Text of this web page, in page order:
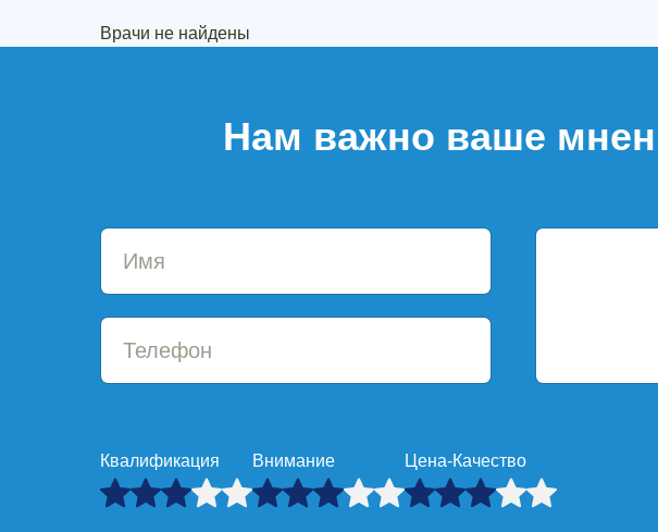
Врачи не найдены
Нам важно ваше
Квалификация Внимание
Цена-Качество